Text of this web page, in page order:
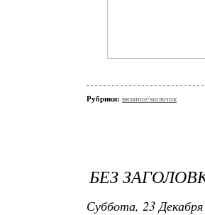
Рубрики: вязание/мальчик
БЕЗ
Суббота, 23